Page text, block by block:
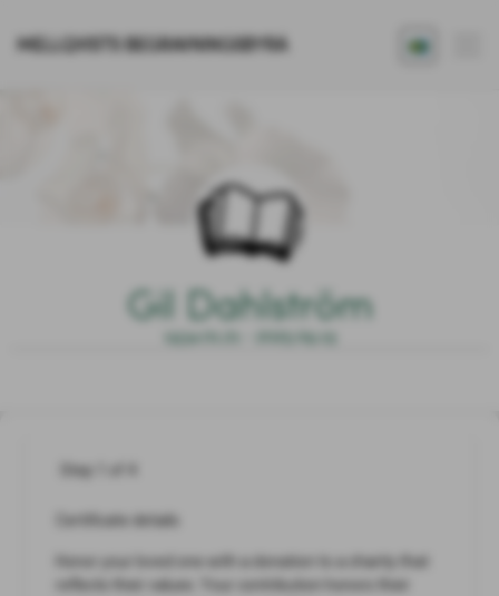
MELLQVISTS BEGRAVNINGSBYRÅ
Gil Dahlström
1934.01.21 - 2025.09.15